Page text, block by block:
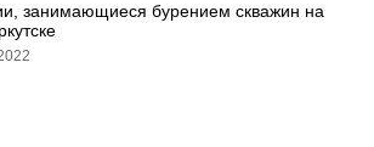
занимающиеся бурением скважин на